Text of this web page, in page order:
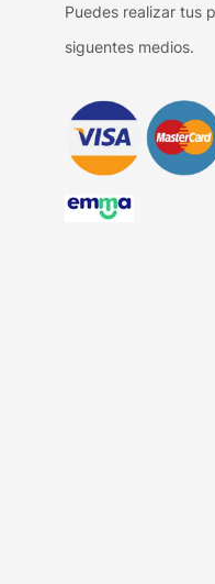
Puedes realizar tus
siguentes medios.